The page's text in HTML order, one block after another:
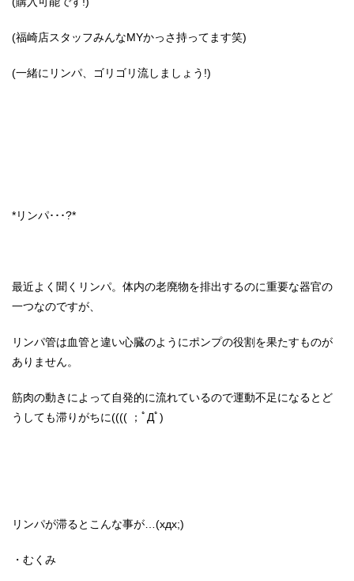
(福崎店スタッフみんなMYかっさ持ってます笑)
(一緒にリンパ、ゴリゴリ流しましょう!)
*リンパ･･･?*
最近よく聞くリンパ。体内の老廃物を排出するのに重要な器官の
一つなのですが、
リンパ管は血管と違い心臓のようにポンプの役割を果たすものが
ありません。
筋肉の動きによって自発的に流れているので運動不足になるとど
うしても滞りがちに(((( ；ﾟДﾟ)
リンパが滞るとこんな事が…(xдx;)
・むくみ